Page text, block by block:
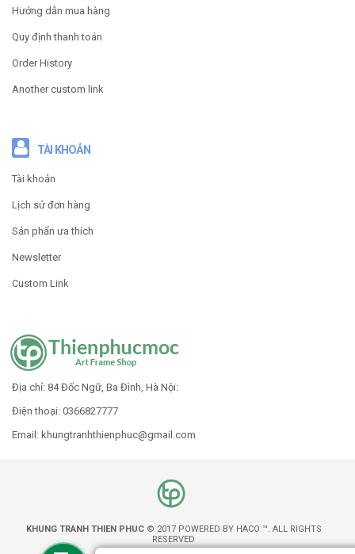
Hướng dẫn mua hàng
Quy định thanh toán
Order History
Another custom link
TÀI KHOẢN
Tài khoản
Lịch sử đơn hàng
Sản phẩn ưa thích
Newsletter
Custom Link
Địa chỉ: 84 Đốc Ngữ, Ba Đình, Hà Nội:
Điện thoại: 0366827777
Email: khungtranhthienphuc@gmail.com
KHUNG TRANH THIEN PHUC© 2017 POWERED BY HACO ™. ALL RIGHTS
RESERVED